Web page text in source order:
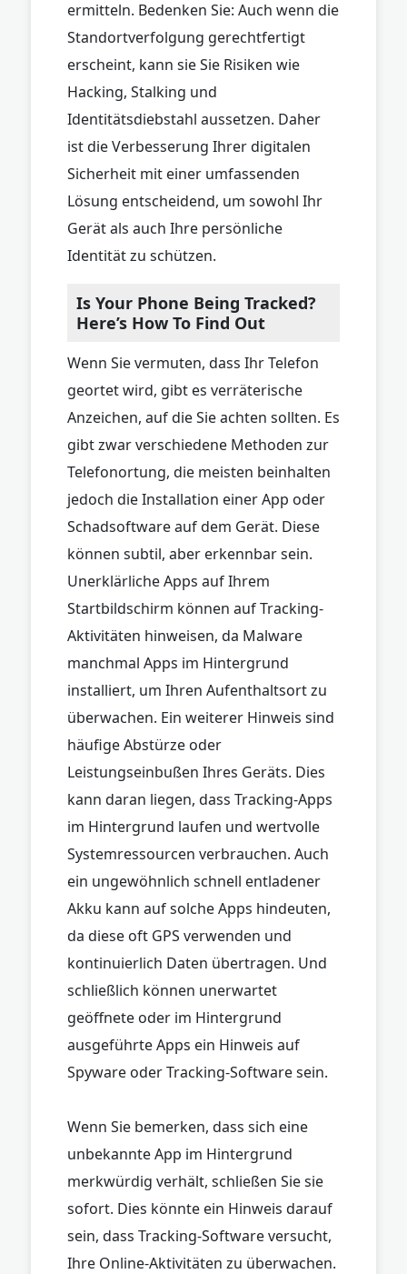
ermitteln. Bedenken Sie: Auch wenn die
Standortverfolgung gerechtfertigt
erscheint, kann sie Sie Risiken wie
Hacking, Stalking und
Identitätsdiebstahl aussetzen. Daher
ist die Verbesserung Ihrer digitalen
Sicherheit mit einer umfassenden
Lösung entscheidend, um sowohl Ihr
Gerät als auch Ihre persönliche
Identität zu schützen.
Is Your Phone Being Tracked?
Here’s How To Find Out
Wenn Sie vermuten, dass Ihr Telefon
geortet wird, gibt es verräterische
Anzeichen, auf die Sie achten sollten. Es
gibt zwar verschiedene Methoden zur
Telefonortung, die meisten beinhalten
jedoch die Installation einer App oder
Schadsoftware auf dem Gerät. Diese
können subtil, aber erkennbar sein.
Unerklärliche Apps auf Ihrem
Startbildschirm können auf Tracking-
Aktivitäten hinweisen, da Malware
manchmal Apps im Hintergrund
installiert, um Ihren Aufenthaltsort zu
überwachen. Ein weiterer Hinweis sind
häufige Abstürze oder
Leistungseinbußen Ihres Geräts. Dies
kann daran liegen, dass Tracking-Apps
im Hintergrund laufen und wertvolle
Systemressourcen verbrauchen. Auch
ein ungewöhnlich schnell entladener
Akku kann auf solche Apps hindeuten,
da diese oft GPS verwenden und
kontinuierlich Daten übertragen. Und
schließlich können unerwartet
geöffnete oder im Hintergrund
ausgeführte Apps ein Hinweis auf
Spyware oder Tracking-Software sein.
Wenn Sie bemerken, dass sich eine
unbekannte App im Hintergrund
merkwürdig verhält, schließen Sie sie
sofort. Dies könnte ein Hinweis darauf
sein, dass Tracking-Software versucht,
Ihre Online-Aktivitäten zu überwachen.